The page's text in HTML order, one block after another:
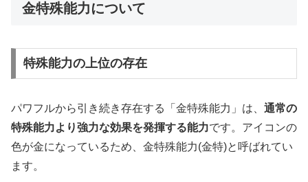
金特殊能力について
特殊能力の上位の存在
パワフルから引き続き存在する「金特殊能力」は、 通常の
特殊能力より強力な効果を発揮する能力です。アイコンの
色が金になっているため、金特殊能力(金特)と呼ばれてい
ます。